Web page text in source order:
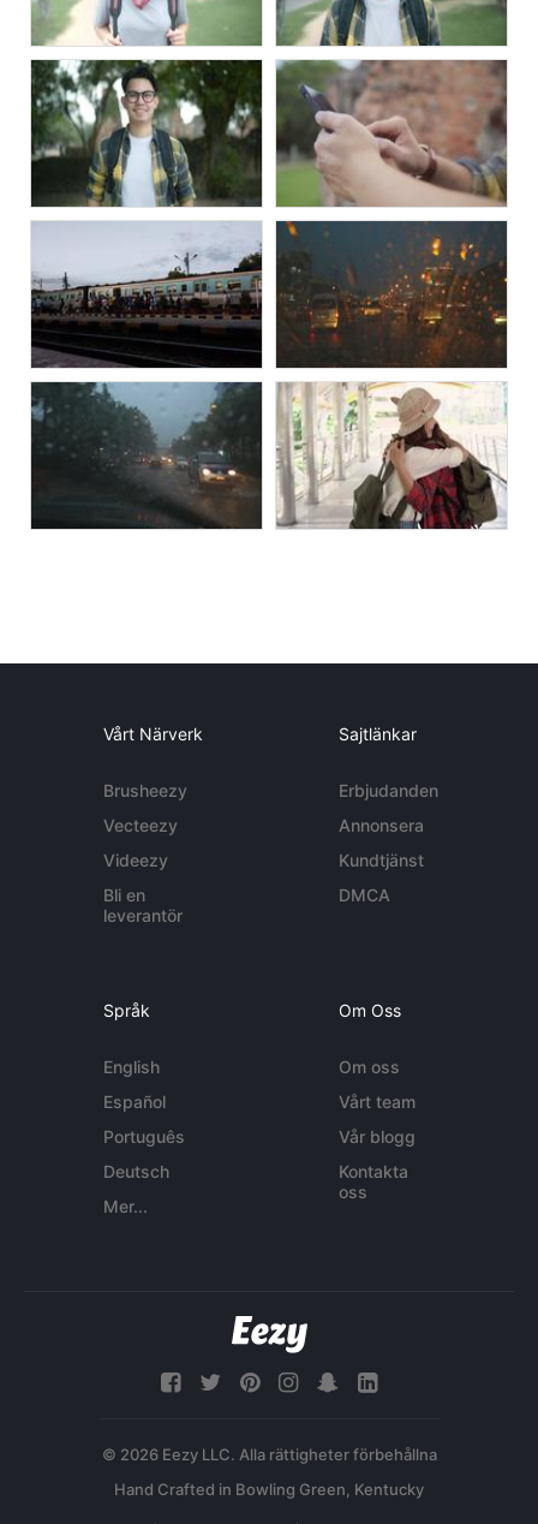
Vårt Närverk
Brusheezy
Vecteezy
Videezy
Bli en
leverantör
Sajtlänkar
Erbjudanden
Annonsera
Kundtjänst
DMCA
Språk
English
Español
Português
Deutsch
Mer...
Om Oss
Om oss
Vårt team
Vår blogg
Kontakta
oss
© 2026 Eezy LLC. Alla rättigheter förbehållna